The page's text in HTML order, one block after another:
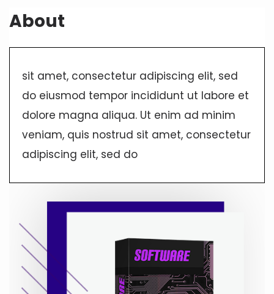
About
sit amet, consectetur adipiscing elit, sed
do eiusmod tempor incididunt ut labore et
dolore magna aliqua. Ut enim ad minim
veniam, quis nostrud sit amet, consectetur
adipiscing elit, sed do